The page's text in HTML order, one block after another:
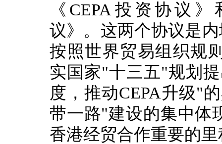
《CEPA投资协议
议》。这两个协议是
按照世界贸易组织规
实国家"十三五"规划
度，推动CEPA升级"
带一路"建设的集中体
香港经贸合作重要的